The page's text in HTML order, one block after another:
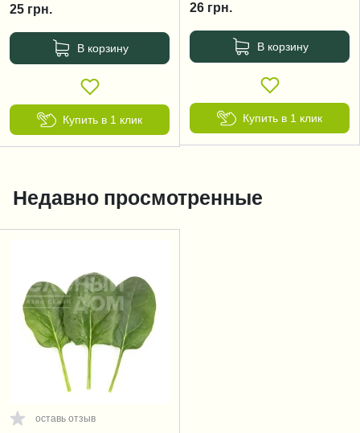
25 грн.
В корзину
Купить в 1 клик
26 грн.
В корзину
Купить в 1 клик
Недавно просмотренные
оставь отзыв